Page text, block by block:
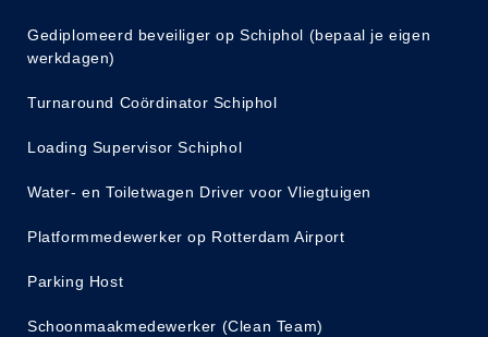
Gediplomeerd beveiliger op Schiphol (bepaal je eigen
werkdagen)
Turnaround Coördinator Schiphol
Loading Supervisor Schiphol
Water- en Toiletwagen Driver voor Vliegtuigen
Platformmedewerker op Rotterdam Airport
Parking Host
Schoonmaakmedewerker (Clean Team)